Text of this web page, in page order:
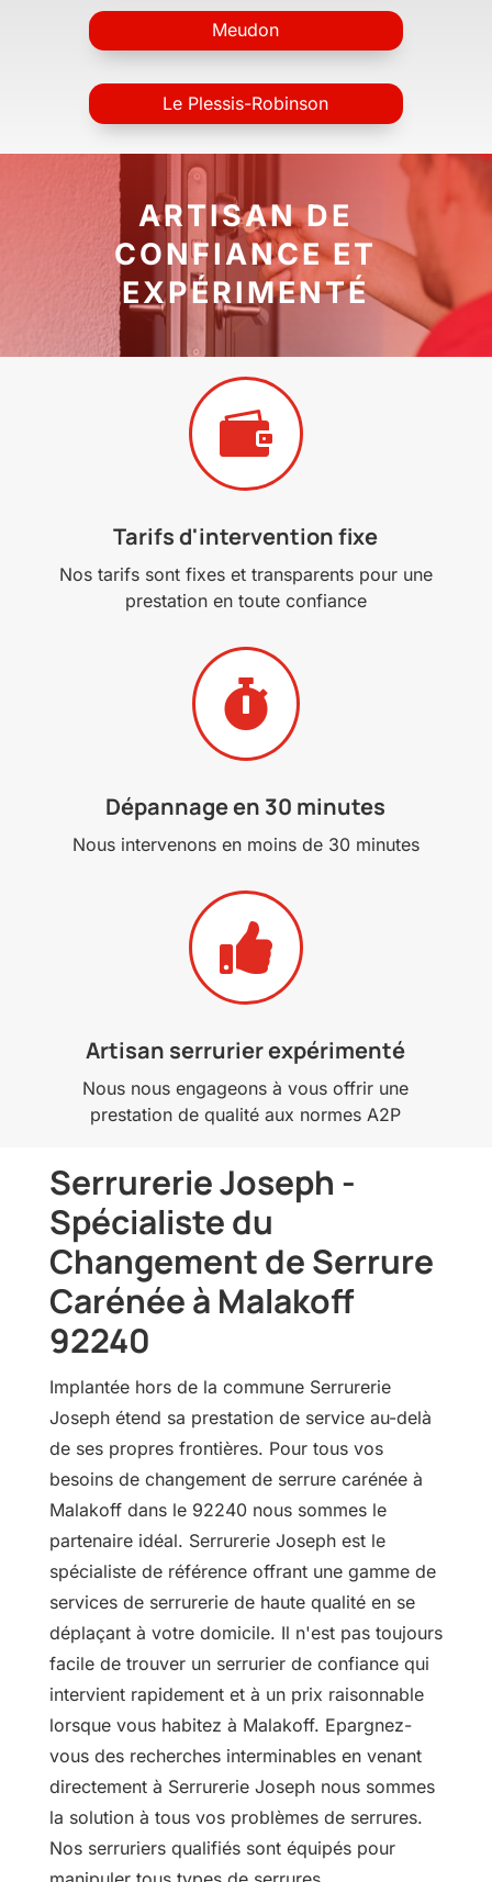
Meudon
Le Plessis-Robinson
ARTISAN DE
CONFIANCE ET
EXPÉRIMENTÉ

Tarifs d'intervention fixe
Nos tarifs sont fixes et transparents pour une
prestation en toute confiance

Dépannage en 30 minutes
Nous intervenons en moins de 30 minutes

Artisan serrurier expérimenté
Nous nous engageons à vous offrir une
prestation de qualité aux normes A2P
Serrurerie Joseph -
Spécialiste du
Changement de Serrure
Carénée à Malakoff
92240
Implantée hors de la commune Serrurerie
Joseph étend sa prestation de service au-delà
de ses propres frontières. Pour tous vos
besoins de changement de serrure carénée à
Malakoff dans le 92240 nous sommes le
partenaire idéal. Serrurerie Joseph est le
spécialiste de référence offrant une gamme de
services de serrurerie de haute qualité en se
déplaçant à votre domicile. Il n'est pas toujours
facile de trouver un serrurier de confiance qui
intervient rapidement et à un prix raisonnable
lorsque vous habitez à Malakoff. Epargnez-
vous des recherches interminables en venant
directement à Serrurerie Joseph nous sommes
la solution à tous vos problèmes de serrures.
Nos serruriers qualifiés sont équipés pour